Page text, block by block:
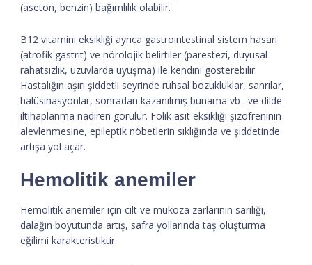
(aseton, benzin) bağımlılık olabilir.
B12 vitamini eksikliği ayrıca gastrointestinal sistem hasarı
(atrofik gastrit) ve nörolojik belirtiler (parestezi, duyusal
rahatsızlık, uzuvlarda uyuşma) ile kendini gösterebilir.
Hastalığın aşırı şiddetli seyrinde ruhsal bozukluklar, sanrılar,
halüsinasyonlar, sonradan kazanılmış bunama vb . ve dilde
iltihaplanma nadiren görülür. Folik asit eksikliği şizofreninin
alevlenmesine, epileptik nöbetlerin sıklığında ve şiddetinde
artışa yol açar.
Hemolitik anemiler
Hemolitik anemiler için cilt ve mukoza zarlarının sarılığı,
dalağın boyutunda artış, safra yollarında taş oluşturma
eğilimi karakteristiktir.